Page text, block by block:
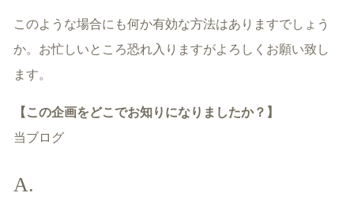
このような場合にも何か有効な方法はありますでしょう
か。お忙しいところ恐れ入りますがよろしくお願い致し
ます。
【この企画をどこでお知りになりましたか？】
当ブログ
A.